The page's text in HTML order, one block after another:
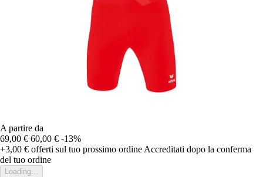
A partire da
69,00 € 60,00 € -13%
+3,00 € offerti sul tuo prossimo ordine Accreditati dopo la conferma
del tuo ordine
Loading...